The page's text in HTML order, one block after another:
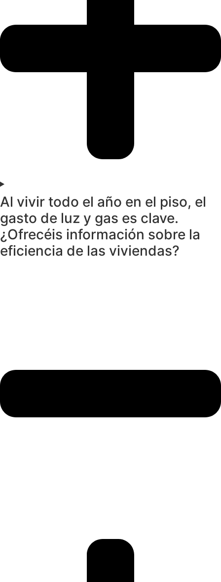
Al vivir todo el año en el piso, el
gasto de luz y gas es clave.
¿Ofrecéis información sobre la
eficiencia de las viviendas?